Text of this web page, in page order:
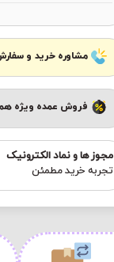
مشاوره خرید و
فروش عمده ویژه
مجوز ها و نماد الکترونیک
تجربه خرید مطمئن